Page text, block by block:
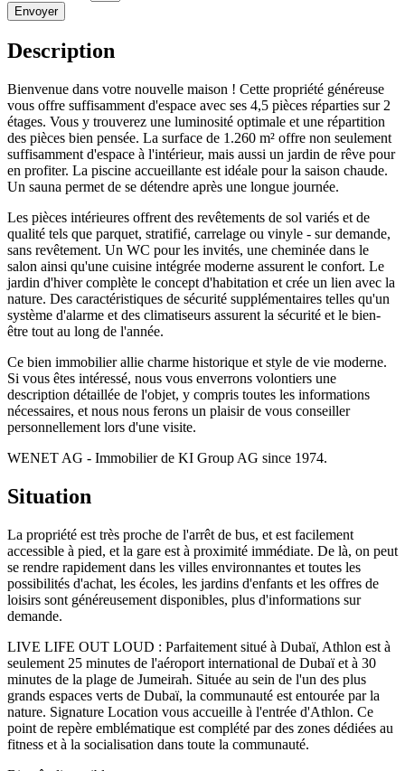
Envoyer
Description
Bienvenue dans votre nouvelle maison ! Cette propriété généreuse
vous offre suffisamment d'espace avec ses 4,5 pièces réparties sur 2
étages. Vous y trouverez une luminosité optimale et une répartition
des pièces bien pensée. La surface de 1.260 m² offre non seulement
suffisamment d'espace à l'intérieur, mais aussi un jardin de rêve pour
en profiter. La piscine accueillante est idéale pour la saison chaude.
Un sauna permet de se détendre après une longue journée.
Les pièces intérieures offrent des revêtements de sol variés et de
qualité tels que parquet, stratifié, carrelage ou vinyle - sur demande,
sans revêtement. Un WC pour les invités, une cheminée dans le
salon ainsi qu'une cuisine intégrée moderne assurent le confort. Le
jardin d'hiver complète le concept d'habitation et crée un lien avec la
nature. Des caractéristiques de sécurité supplémentaires telles qu'un
système d'alarme et des climatiseurs assurent la sécurité et le bien-
être tout au long de l'année.
Ce bien immobilier allie charme historique et style de vie moderne.
Si vous êtes intéressé, nous vous enverrons volontiers une
description détaillée de l'objet, y compris toutes les informations
nécessaires, et nous nous ferons un plaisir de vous conseiller
personnellement lors d'une visite.
WENET AG - Immobilier de KI Group AG since 1974.
Situation
La propriété est très proche de l'arrêt de bus, et est facilement
accessible à pied, et la gare est à proximité immédiate. De là, on peut
se rendre rapidement dans les villes environnantes et toutes les
possibilités d'achat, les écoles, les jardins d'enfants et les offres de
loisirs sont généreusement disponibles, plus d'informations sur
demande.
LIVE LIFE OUT LOUD : Parfaitement situé à Dubaï, Athlon est à
seulement 25 minutes de l'aéroport international de Dubaï et à 30
minutes de la plage de Jumeirah. Située au sein de l'un des plus
grands espaces verts de Dubaï, la communauté est entourée par la
nature. Signature Location vous accueille à l'entrée d'Athlon. Ce
point de repère emblématique est complété par des zones dédiées au
fitness et à la socialisation dans toute la communauté.